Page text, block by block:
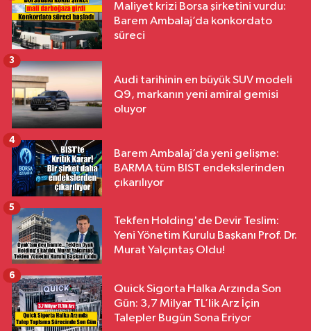
Maliyet krizi Borsa şirketini vurdu:
Barem Ambalaj’da konkordato
süreci
Audi tarihinin en büyük SUV modeli
Q9, markanın yeni amiral gemisi
oluyor
3
Barem Ambalaj’da yeni gelişme:
BARMA tüm BIST endekslerinden
çıkarılıyor
4
Tekfen Holding'de Devir Teslim:
Yeni Yönetim Kurulu Başkanı Prof. Dr.
Murat Yalçıntaş Oldu!
5
Quick Sigorta Halka Arzında Son
Gün: 3,7 Milyar TL’lik Arz İçin
Talepler Bugün Sona Eriyor
6